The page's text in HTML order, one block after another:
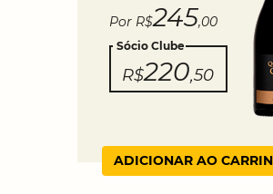
Por R$245,00
Sócio Clube
R$220,50
ADICIONAR AO